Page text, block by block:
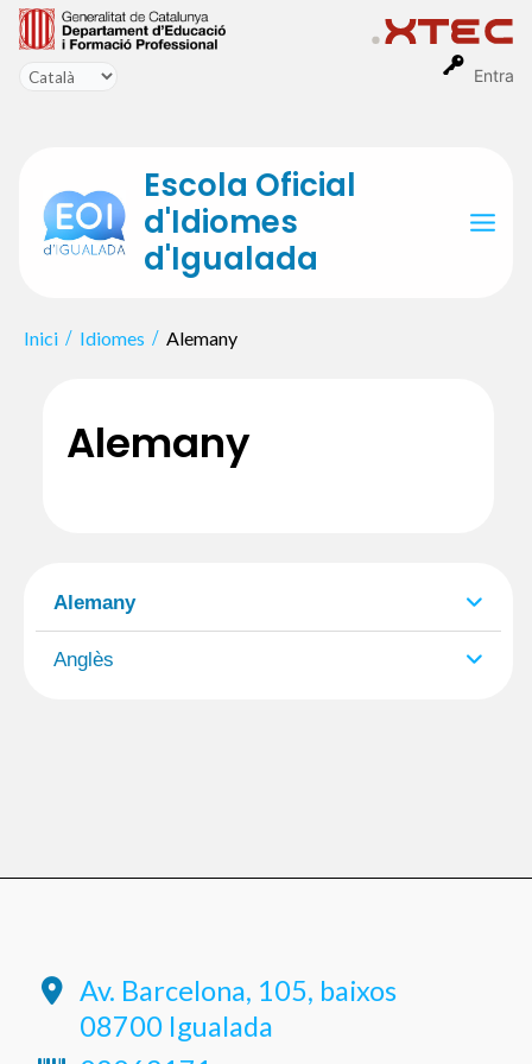
Entra
Vés
contingut
Escola Oficial
d'Idiomes
d'Igualada
Inici Idiomes Alemany
Alemany
Anglès
Alemany
Av. Barcelona, 105, baixos
08700 Igualada